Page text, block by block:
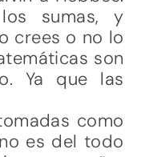
sumas, y
crees o no lo
son
Ya que las
como
es del todo